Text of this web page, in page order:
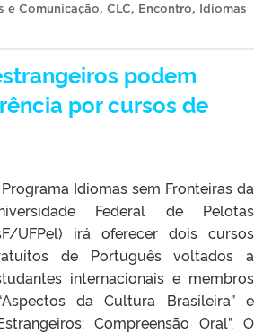
e Comunicação, CLC, Encontro, Idiomas
podem
por cursos de
Idiomas sem Fronteiras da
Federal de Pelotas
UFPel) irá oferecer dois cursos
de Português voltados a
internacionais e membros
da Cultura Brasileira” e
Compreensão Oral”. O